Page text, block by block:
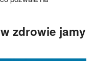
zdrowie jamy